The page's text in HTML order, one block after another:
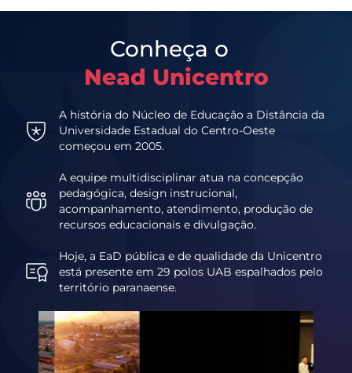
Conheça o
Nead Unicentro
A história do Núcleo de Educação a Distância da
Universidade Estadual do Centro-Oeste
começou em 2005.
A equipe multidisciplinar atua na concepção
pedagógica, design instrucional,
acompanhamento, atendimento, produção de
recursos educacionais e divulgação.
Hoje, a EaD pública e de qualidade da Unicentro
está presente em 29 polos UAB espalhados pelo
território paranaense.